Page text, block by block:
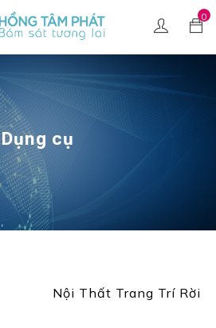
0
Dụng cụ
Nội Thất Trang Trí Rời